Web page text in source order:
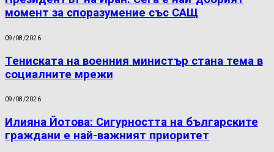
момент за споразумение със САЩ
09/08/2026
Тениската на военния министър стана тема в
социалните мрежи
09/08/2026
Илияна Йотова: Сигурността на българските
граждани е най-важният приоритет